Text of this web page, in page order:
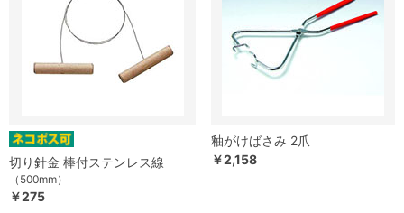
切り針金 棒付ステンレス線
（500mm）
￥275
釉がけばさみ 2爪
￥2,158